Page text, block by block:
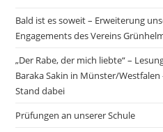
Bald ist es soweit – Erweiterung
Engagements des Vereins
„Der Rabe, der mich liebte“ –
Baraka Sakin in Münster/
Stand dabei
Prüfungen an unserer Schule